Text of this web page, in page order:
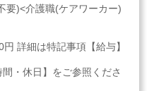
要)<介護職(ケアワーカー)
詳細は特記事項【給与】
・休日】をご参照くださ